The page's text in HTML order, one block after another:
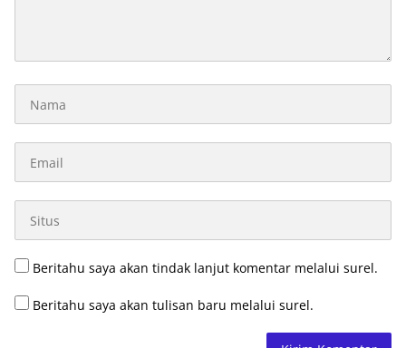
Beritahu saya akan tindak lanjut komentar melalui surel.
Beritahu saya akan tulisan baru melalui surel.